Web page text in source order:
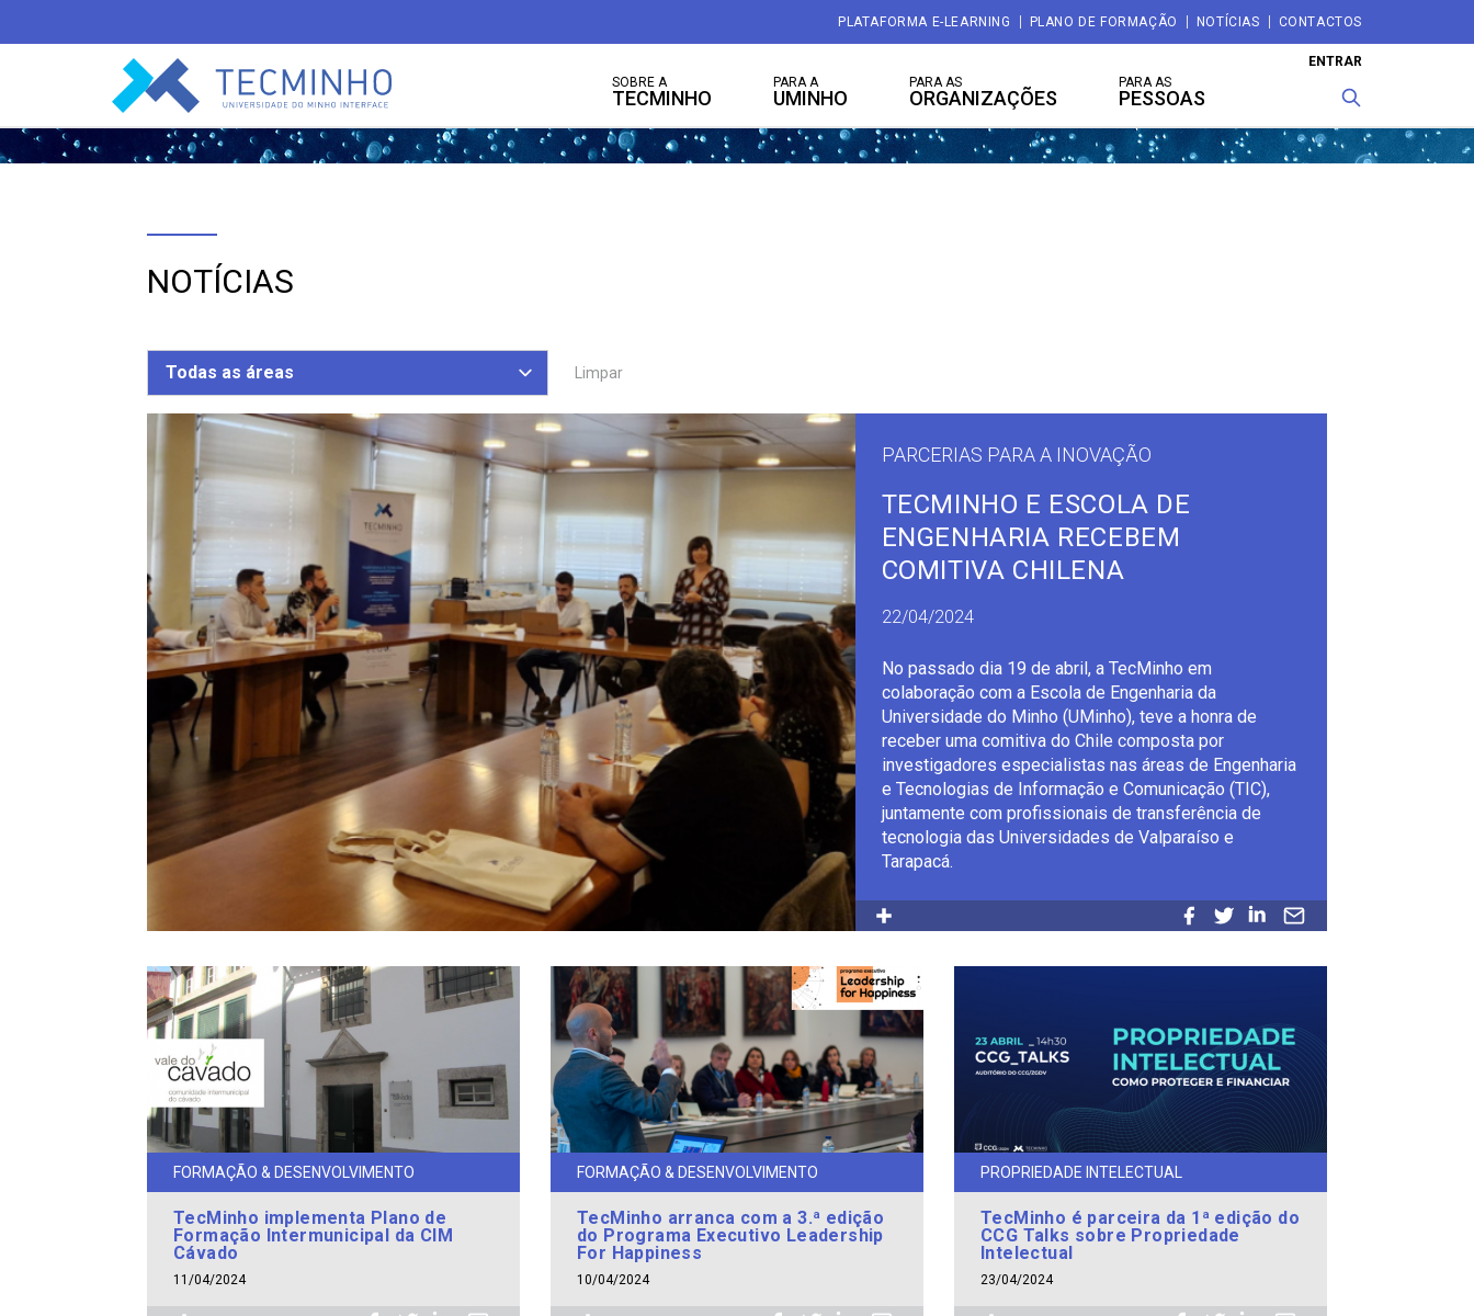
PLATAFORMA E-LEARNING PLANO DE FORMAÇÃO NOTÍCIAS CONTACTOS
TECMINHO
ENTRAR
SOBRE A
TECMINHO
PARA A
UMINHO
PARA AS
ORGANIZAÇÕES
PARA AS
PESSOAS
NOTÍCIAS
Limpar
PARCERIAS PARA A INOVAÇÃO
TECMINHO E ESCOLA DE
ENGENHARIA RECEBEM
COMITIVA CHILENA
22/04/2024
No passado dia 19 de abril, a TecMinho em
colaboração com a Escola de Engenharia da
Universidade do Minho (UMinho), teve a honra de
receber uma comitiva do Chile composta por
investigadores especialistas nas áreas de Engenharia
e Tecnologias de Informação e Comunicação (TIC),
juntamente com profissionais de transferência de
tecnologia das Universidades de Valparaíso e
Tarapacá.
FORMAÇÃO & DESENVOLVIMENTO
TecMinho implementa Plano de
Formação Intermunicipal da CIM
Cávado
11/04/2024
FORMAÇÃO & DESENVOLVIMENTO
TecMinho arranca com a 3.ª edição
do Programa Executivo Leadership
For Happiness
10/04/2024
PROPRIEDADE INTELECTUAL
TecMinho é parceira da 1ª edição do
CCG Talks sobre Propriedade
Intelectual
23/04/2024